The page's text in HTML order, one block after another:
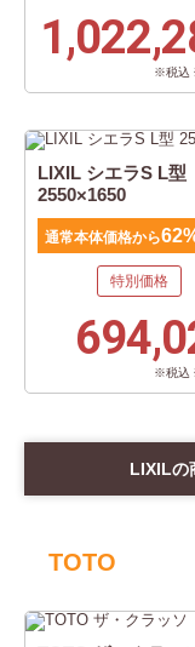
※税込
LIXIL シエラS L型
2550×1650
通常本体価格から
特別価格
※税込
LIXILの
TOTO